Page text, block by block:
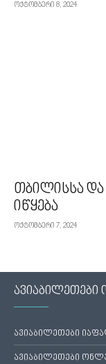
ოქტომბერი 8, 2024
თბილისსა
იწყება
ოქტომბერი 7, 2024
ავიაბილეთები
ავიაბილეთები
ავიაბილეთები